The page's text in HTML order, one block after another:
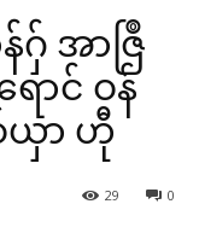
ဂှ် အာဇြဳ
ာင် ဝန်
ယှာ ဟီု
0
29